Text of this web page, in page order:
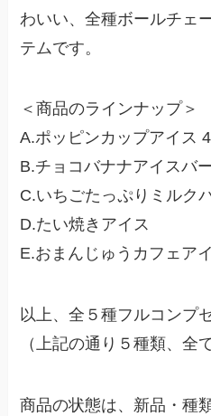
わいい、全種ボールチェ
テムです。
＜商品のラインナップ＞
A.ポッピンカップアイス
B.チョコバナナアイスバ
C.いちごたっぷりミルク
D.たい焼きアイス
E.おまんじゅうカフェア
以上、全５種フルコンプ
（上記の通り５種類、全
商品の状態は、新品・種